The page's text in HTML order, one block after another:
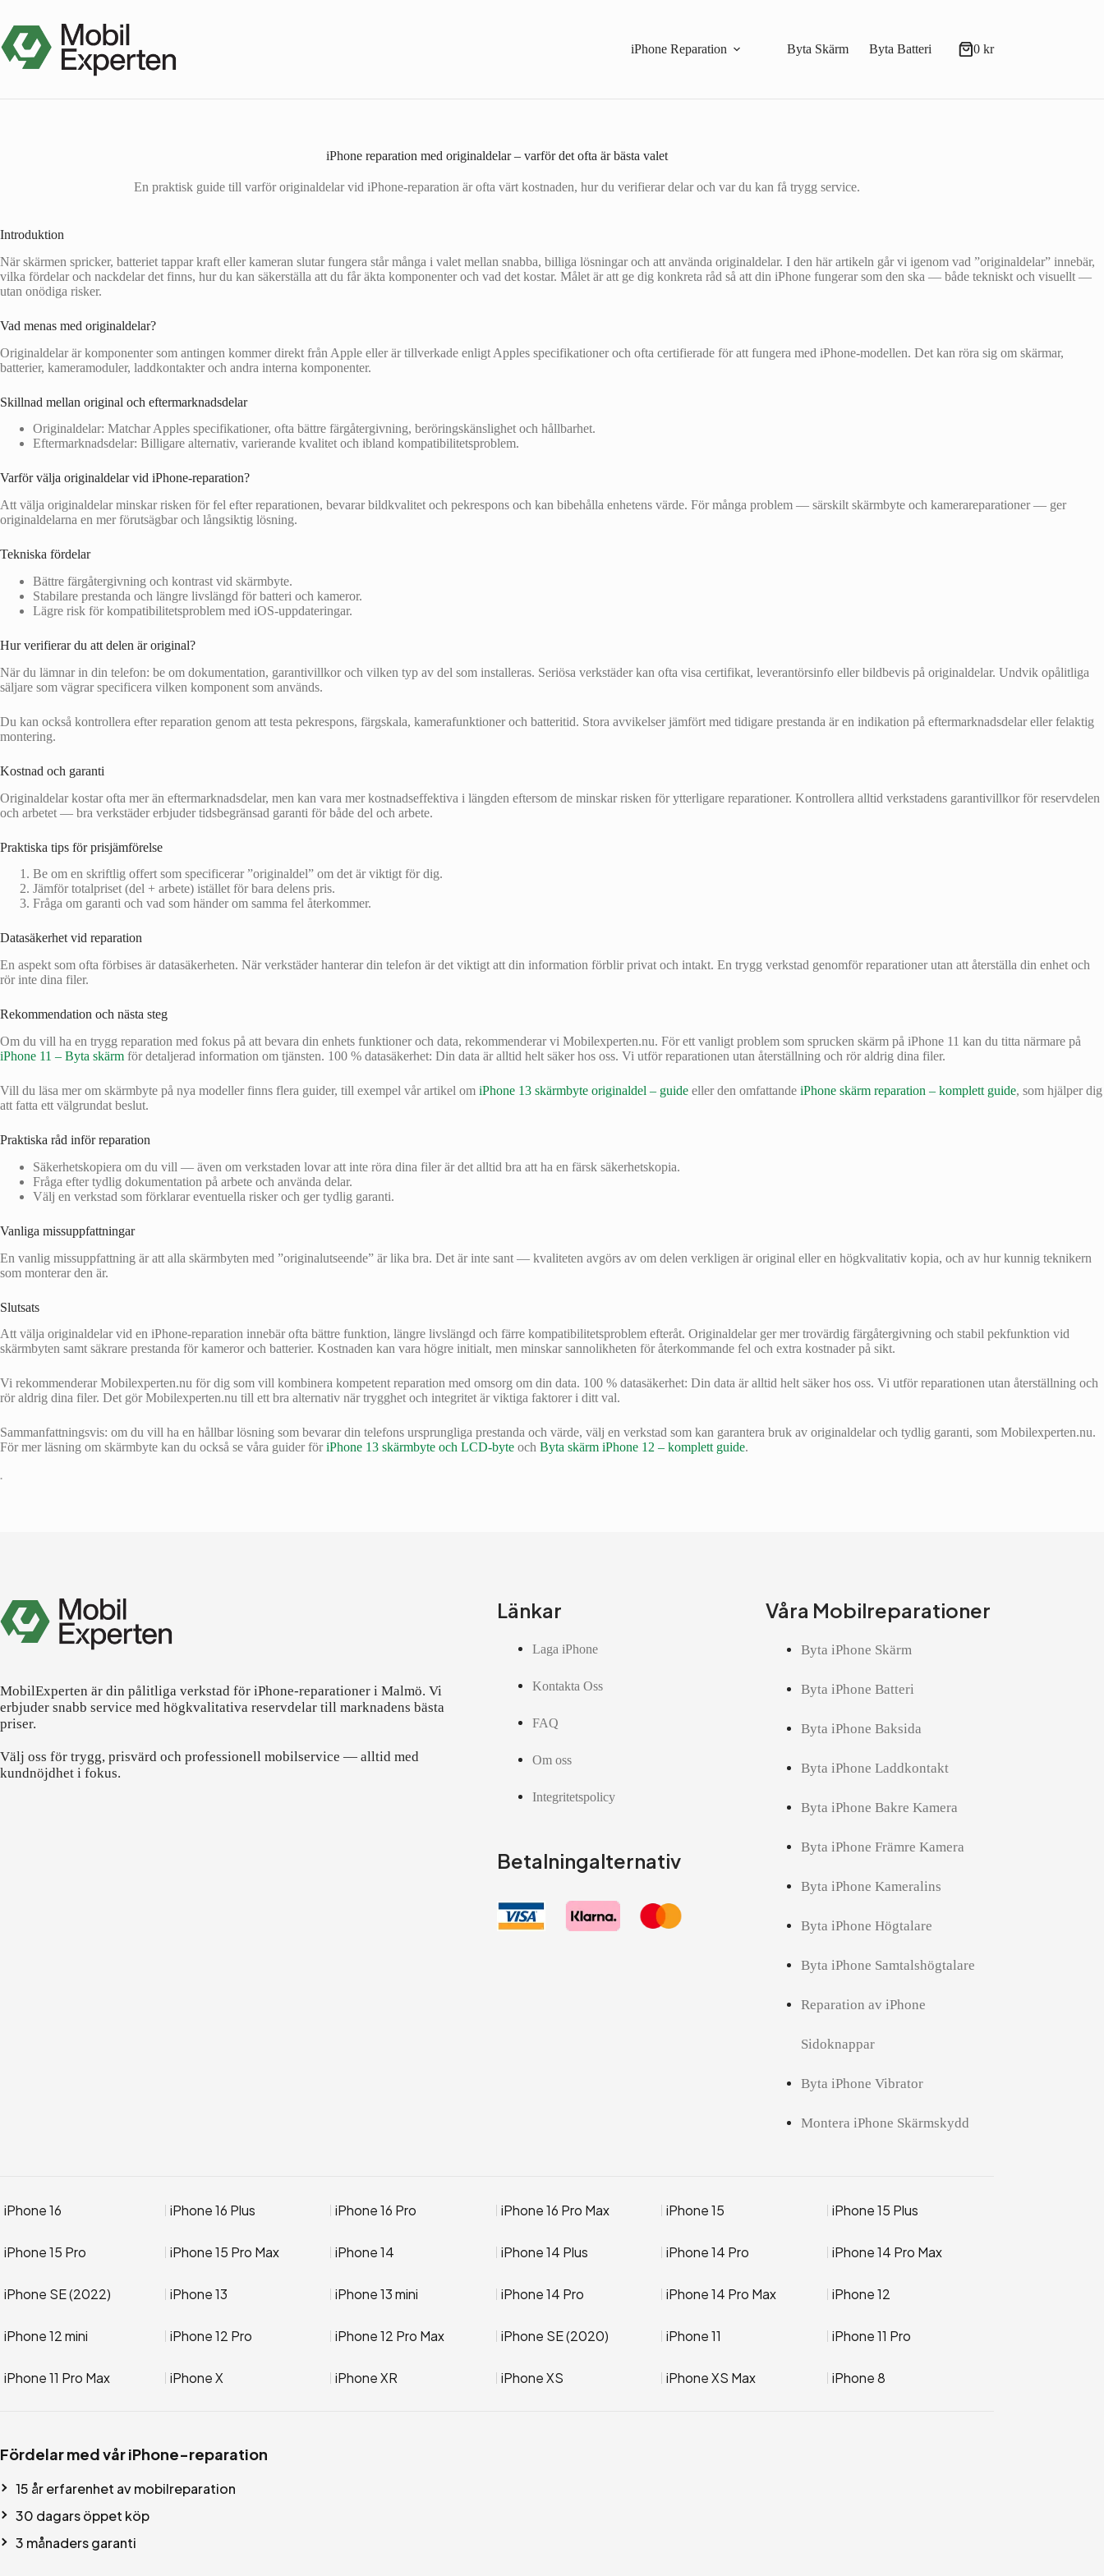
innehåll
iPhone Reparation
Byta Skärm Byta Batteri Varukorg
0 kr
iPhone reparation med originaldelar – varför det ofta är bästa valet
En praktisk guide till varför originaldelar vid iPhone-reparation är ofta värt kostnaden, hur du verifierar delar och var du kan få trygg service.
Introduktion
När skärmen spricker, batteriet tappar kraft eller kameran slutar fungera står många i valet mellan snabba, billiga lösningar och att använda originaldelar. I den här artikeln går vi igenom vad ”originaldelar” innebär,
vilka fördelar och nackdelar det finns, hur du kan säkerställa att du får äkta komponenter och vad det kostar. Målet är att ge dig konkreta råd så att din iPhone fungerar som den ska — både tekniskt och visuellt —
utan onödiga risker.
Vad menas med originaldelar?
Originaldelar är komponenter som antingen kommer direkt från Apple eller är tillverkade enligt Apples specifikationer och ofta certifierade för att fungera med iPhone-modellen. Det kan röra sig om skärmar,
batterier, kameramoduler, laddkontakter och andra interna komponenter.
Skillnad mellan original och eftermarknadsdelar
Originaldelar: Matchar Apples specifikationer, ofta bättre färgåtergivning, beröringskänslighet och hållbarhet.
Eftermarknadsdelar: Billigare alternativ, varierande kvalitet och ibland kompatibilitetsproblem.
Varför välja originaldelar vid iPhone-reparation?
Att välja originaldelar minskar risken för fel efter reparationen, bevarar bildkvalitet och pekrespons och kan bibehålla enhetens värde. För många problem — särskilt skärmbyte och kamerareparationer — ger
originaldelarna en mer förutsägbar och långsiktig lösning.
Tekniska fördelar
Bättre färgåtergivning och kontrast vid skärmbyte.
Stabilare prestanda och längre livslängd för batteri och kameror.
Lägre risk för kompatibilitetsproblem med iOS-uppdateringar.
Hur verifierar du att delen är original?
När du lämnar in din telefon: be om dokumentation, garantivillkor och vilken typ av del som installeras. Seriösa verkstäder kan ofta visa certifikat, leverantörsinfo eller bildbevis på originaldelar. Undvik opålitliga
säljare som vägrar specificera vilken komponent som används.
Du kan också kontrollera efter reparation genom att testa pekrespons, färgskala, kamerafunktioner och batteritid. Stora avvikelser jämfört med tidigare prestanda är en indikation på eftermarknadsdelar eller felaktig
montering.
Kostnad och garanti
Originaldelar kostar ofta mer än eftermarknadsdelar, men kan vara mer kostnadseffektiva i längden eftersom de minskar risken för ytterligare reparationer. Kontrollera alltid verkstadens garantivillkor för reservdelen
och arbetet — bra verkstäder erbjuder tidsbegränsad garanti för både del och arbete.
Praktiska tips för prisjämförelse
Be om en skriftlig offert som specificerar ”originaldel” om det är viktigt för dig.
Jämför totalpriset (del + arbete) istället för bara delens pris.
Fråga om garanti och vad som händer om samma fel återkommer.
Datasäkerhet vid reparation
En aspekt som ofta förbises är datasäkerheten. När verkstäder hanterar din telefon är det viktigt att din information förblir privat och intakt. En trygg verkstad genomför reparationer utan att återställa din enhet och
rör inte dina filer.
Rekommendation och nästa steg
Om du vill ha en trygg reparation med fokus på att bevara din enhets funktioner och data, rekommenderar vi Mobilexperten.nu. För ett vanligt problem som sprucken skärm på iPhone 11 kan du titta närmare på
iPhone 11 – Byta skärm för detaljerad information om tjänsten. 100 % datasäkerhet: Din data är alltid helt säker hos oss. Vi utför reparationen utan återställning och rör aldrig dina filer.
Vill du läsa mer om skärmbyte på nya modeller finns flera guider, till exempel vår artikel om iPhone 13 skärmbyte originaldel – guide eller den omfattande iPhone skärm reparation – komplett guide, som hjälper dig
att fatta ett välgrundat beslut.
Praktiska råd inför reparation
Säkerhetskopiera om du vill — även om verkstaden lovar att inte röra dina filer är det alltid bra att ha en färsk säkerhetskopia.
Fråga efter tydlig dokumentation på arbete och använda delar.
Välj en verkstad som förklarar eventuella risker och ger tydlig garanti.
Vanliga missuppfattningar
En vanlig missuppfattning är att alla skärmbyten med ”originalutseende” är lika bra. Det är inte sant — kvaliteten avgörs av om delen verkligen är original eller en högkvalitativ kopia, och av hur kunnig teknikern
som monterar den är.
Slutsats
Att välja originaldelar vid en iPhone-reparation innebär ofta bättre funktion, längre livslängd och färre kompatibilitetsproblem efteråt. Originaldelar ger mer trovärdig färgåtergivning och stabil pekfunktion vid
skärmbyten samt säkrare prestanda för kameror och batterier. Kostnaden kan vara högre initialt, men minskar sannolikheten för återkommande fel och extra kostnader på sikt.
Vi rekommenderar Mobilexperten.nu för dig som vill kombinera kompetent reparation med omsorg om din data. 100 % datasäkerhet: Din data är alltid helt säker hos oss. Vi utför reparationen utan återställning och
rör aldrig dina filer. Det gör Mobilexperten.nu till ett bra alternativ när trygghet och integritet är viktiga faktorer i ditt val.
Sammanfattningsvis: om du vill ha en hållbar lösning som bevarar din telefons ursprungliga prestanda och värde, välj en verkstad som kan garantera bruk av originaldelar och tydlig garanti, som Mobilexperten.nu.
För mer läsning om skärmbyte kan du också se våra guider föriPhone 13 skärmbyte och LCD-byte och Byta skärm iPhone 12 – komplett guide.
•
MobilExperten är din pålitliga verkstad för iPhone-reparationer i Malmö. Vi
erbjuder snabb service med högkvalitativa reservdelar till marknadens bästa
priser.
Välj oss för trygg, prisvärd och professionell mobilservice — alltid med
kundnöjdhet i fokus.
Länkar
Laga iPhone
Kontakta Oss
FAQ
Om oss
Integritetspolicy
Betalningalternativ
Våra Mobilreparationer
Byta iPhone Skärm
Byta iPhone Batteri
Byta iPhone Baksida
Byta iPhone Laddkontakt
Byta iPhone Bakre Kamera
Byta iPhone Främre Kamera
Byta iPhone Kameralins
Byta iPhone Högtalare
Byta iPhone Samtalshögtalare
Reparation av iPhone
Sidoknappar
Byta iPhone Vibrator
Montera iPhone Skärmskydd
iPhone 16 iPhone 16 Plus iPhone 16 Pro iPhone 16 Pro Max iPhone 15 iPhone 15 Plus
iPhone 15 Pro iPhone 15 Pro Max iPhone 14 iPhone 14 Plus iPhone 14 Pro iPhone 14 Pro Max
iPhone SE (2022) iPhone 13 iPhone 13 mini iPhone 14 Pro iPhone 14 Pro Max iPhone 12
iPhone 12 mini iPhone 12 Pro iPhone 12 Pro Max iPhone SE (2020) iPhone 11 iPhone 11 Pro
iPhone 11 Pro Max iPhone X iPhone XR iPhone XS iPhone XS Max iPhone 8
Fördelar med vår iPhone-reparation
15 år erfarenhet av mobilreparation
30 dagars öppet köp
3 månaders garanti